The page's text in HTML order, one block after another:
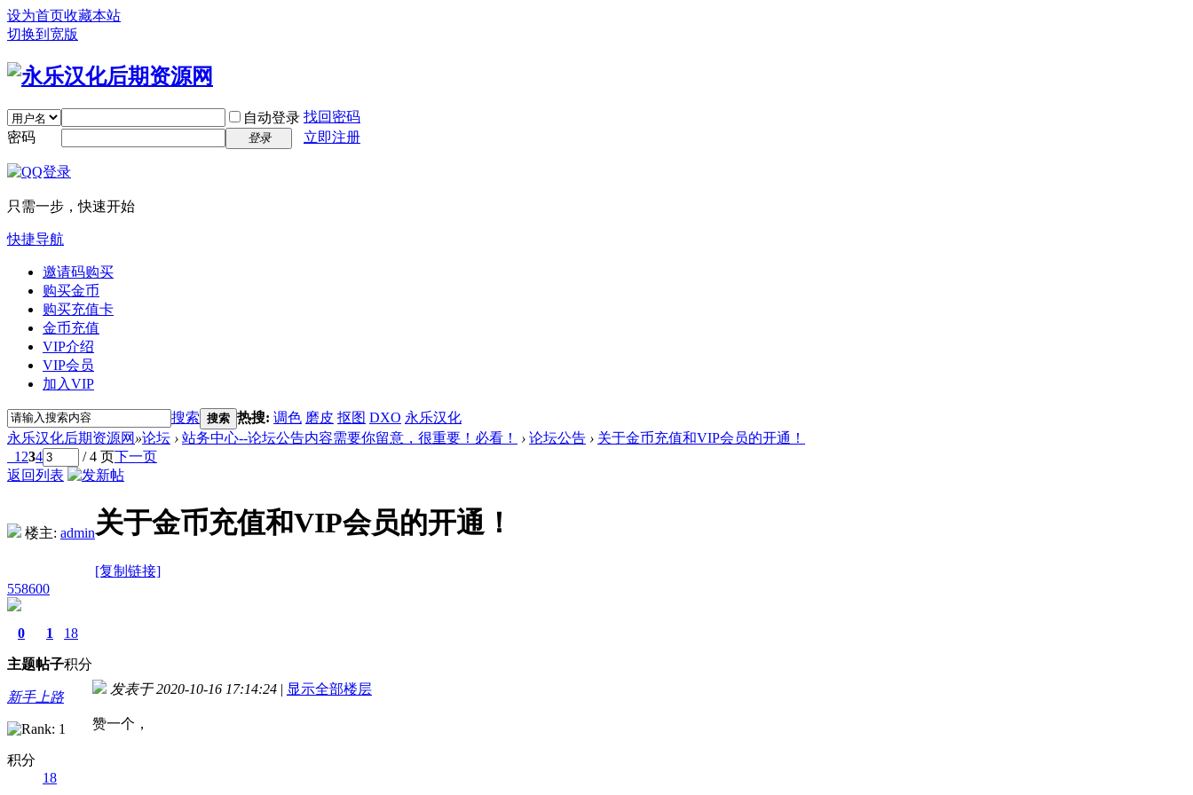
设为首页收藏本站
切换到宽版
自动登录 找回密码
密码
登录 立即注册
只需一步，快速开始
快捷导航
邀请码购买
购买金币
购买充值卡
金币充值
VIP介绍
VIP会员
加入VIP
搜索 搜索 热搜: 调色 磨皮 抠图 DXO 永乐汉化
永乐汉化后期资源网 »论坛 › 站务中心--论坛公告内容需要你留意，很重要！必看！ › 论坛公告 › 关于金币充值和VIP会员的开通！
1 234 / 4 页下一页
返回列表
楼主: admin关于金币充值和VIP会员的开通！
[复制链接]
558600
0
主题
1
帖子
18
积分
新手上路
积分
18
发表于 2020-10-16 17:14:24 | 显示全部楼层
赞一个，